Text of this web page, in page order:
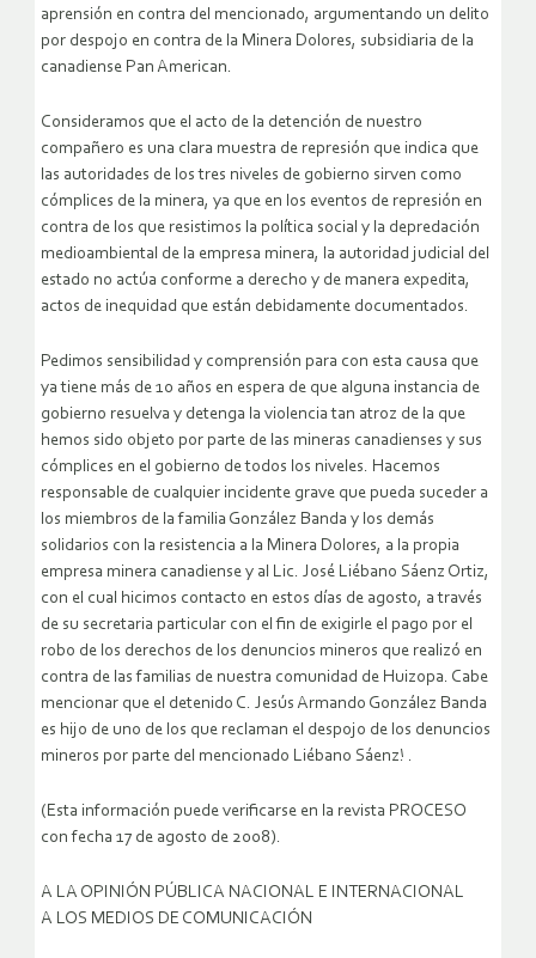
aprensión en contra del mencionado, argumentando un delito
por despojo en contra de la Minera Dolores, subsidiaria de la
canadiense Pan American.
Consideramos que el acto de la detención de nuestro
compañero es una clara muestra de represión que indica que
las autoridades de los tres niveles de gobierno sirven como
cómplices de la minera, ya que en los eventos de represión en
contra de los que resistimos la política social y la depredación
medioambiental de la empresa minera, la autoridad judicial del
estado no actúa conforme a derecho y de manera expedita,
actos de inequidad que están debidamente documentados.
Pedimos sensibilidad y comprensión para con esta causa que
ya tiene más de 10 años en espera de que alguna instancia de
gobierno resuelva y detenga la violencia tan atroz de la que
hemos sido objeto por parte de las mineras canadienses y sus
cómplices en el gobierno de todos los niveles. Hacemos
responsable de cualquier incidente grave que pueda suceder a
los miembros de la familia González Banda y los demás
solidarios con la resistencia a la Minera Dolores, a la propia
empresa minera canadiense y al Lic. José Liébano Sáenz Ortiz,
con el cual hicimos contacto en estos días de agosto, a través
de su secretaria particular con el fin de exigirle el pago por el
robo de los derechos de los denuncios mineros que realizó en
contra de las familias de nuestra comunidad de Huizopa. Cabe
mencionar que el detenido C. Jesús Armando González Banda
es hijo de uno de los que reclaman el despojo de los denuncios
mineros por parte del mencionado Liébano Sáenz! .
(Esta información puede verificarse en la revista PROCESO
con fecha 17 de agosto de 2008).
A LA OPINIÓN PÚBLICA NACIONAL E INTERNACIONAL
A LOS MEDIOS DE COMUNICACIÓN